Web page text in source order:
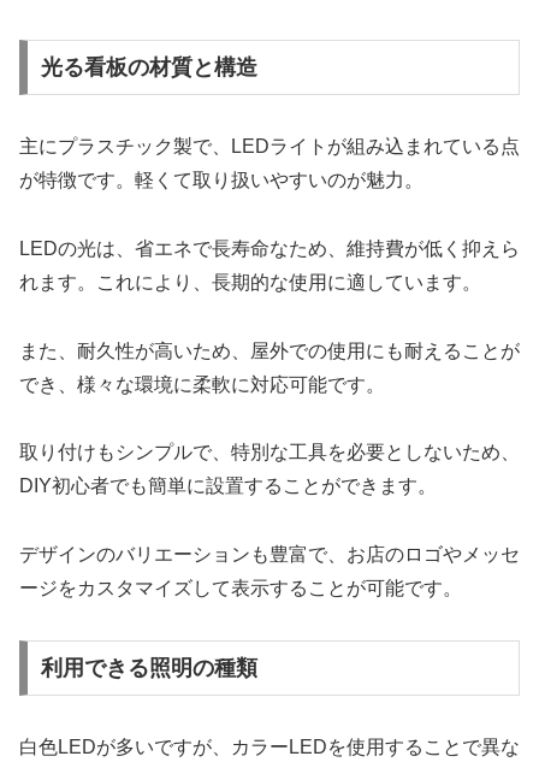
光る看板の材質と構造
主にプラスチック製で、LEDライトが組み込まれている点
が特徴です。軽くて取り扱いやすいのが魅力。
LEDの光は、省エネで長寿命なため、維持費が低く抑えら
れます。これにより、長期的な使用に適しています。
また、耐久性が高いため、屋外での使用にも耐えることが
でき、様々な環境に柔軟に対応可能です。
取り付けもシンプルで、特別な工具を必要としないため、
DIY初心者でも簡単に設置することができます。
デザインのバリエーションも豊富で、お店のロゴやメッセ
ージをカスタマイズして表示することが可能です。
利用できる照明の種類
白色LEDが多いですが、カラーLEDを使用することで異な